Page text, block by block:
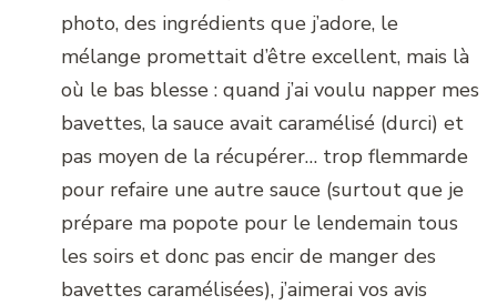
photo, des ingrédients que j’adore, le
mélange promettait d’être excellent, mais là
où le bas blesse : quand j’ai voulu napper mes
bavettes, la sauce avait caramélisé (durci) et
pas moyen de la récupérer… trop flemmarde
pour refaire une autre sauce (surtout que je
prépare ma popote pour le lendemain tous
les soirs et donc pas encir de manger des
bavettes caramélisées), j’aimerai vos avis